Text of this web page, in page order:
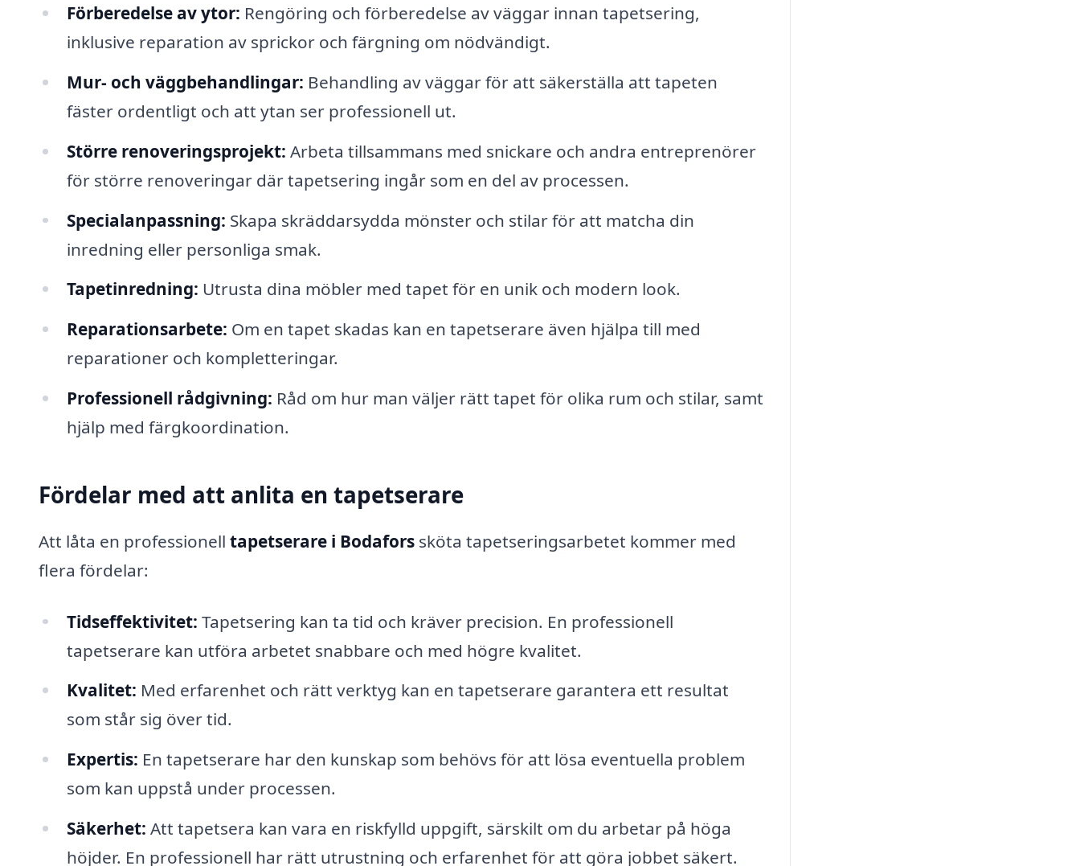
Förberedelse av ytor: Rengöring och förberedelse av väggar innan tapetsering,
inklusive reparation av sprickor och färgning om nödvändigt.
Mur- och väggbehandlingar: Behandling av väggar för att säkerställa att tapeten
fäster ordentligt och att ytan ser professionell ut.
Större renoveringsprojekt: Arbeta tillsammans med snickare och andra entreprenörer
för större renoveringar där tapetsering ingår som en del av processen.
Specialanpassning: Skapa skräddarsydda mönster och stilar för att matcha din
inredning eller personliga smak.
Tapetinredning: Utrusta dina möbler med tapet för en unik och modern look.
Reparationsarbete: Om en tapet skadas kan en tapetserare även hjälpa till med
reparationer och kompletteringar.
Professionell rådgivning: Råd om hur man väljer rätt tapet för olika rum och stilar, samt
hjälp med färgkoordination.
Fördelar med att anlita en tapetserare
Att låta en professionell tapetserare i Bodafors sköta tapetseringsarbetet kommer med
flera fördelar:
Tidseffektivitet: Tapetsering kan ta tid och kräver precision. En professionell
tapetserare kan utföra arbetet snabbare och med högre kvalitet.
Kvalitet: Med erfarenhet och rätt verktyg kan en tapetserare garantera ett resultat
som står sig över tid.
Expertis: En tapetserare har den kunskap som behövs för att lösa eventuella problem
som kan uppstå under processen.
Säkerhet: Att tapetsera kan vara en riskfylld uppgift, särskilt om du arbetar på höga
höjder. En professionell har rätt utrustning och erfarenhet för att göra jobbet säkert.